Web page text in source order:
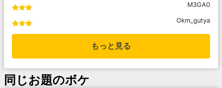
M3GA0
Okm_gutya
もっと見る
同じお題のボケ